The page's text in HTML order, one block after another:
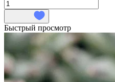
Быстрый просмотр